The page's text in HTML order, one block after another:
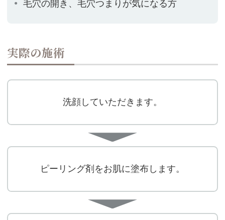
毛穴の開き、毛穴つまりが気になる方
実際の施術
洗顔していただきます。
ピーリング剤をお肌に塗布します。